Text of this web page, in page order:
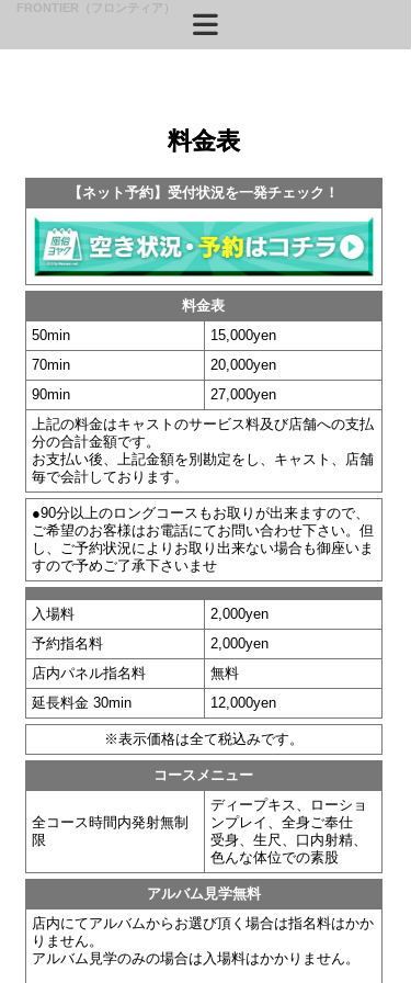
FRONTIER（フロンティア）
料金表
【ネット予約】受付状況を一発チェック！
料金表
50min
15,000yen
70min
20,000yen
90min
27,000yen
上記の料金はキャストのサービス料及び店舗への支払
分の合計金額です。
お支払い後、上記金額を別勘定をし、キャスト、店舗
毎で会計しております。
●90分以上のロングコースもお取りが出来ますので、
ご希望のお客様はお電話にてお問い合わせ下さい。但
し、ご予約状況によりお取り出来ない場合も御座いま
すので予めご了承下さいませ
入場料
2,000yen
予約指名料
2,000yen
店内パネル指名料
無料
延長料金 30min
12,000yen
※表示価格は全て税込みです。
コースメニュー
全コース時間内発射無制
限
ディープキス、ローショ
ンプレイ、全身ご奉仕
受身、生尺、口内射精、
色んな体位での素股
アルバム見学無料
店内にてアルバムからお選び頂く場合は指名料はかか
りません。
アルバム見学のみの場合は入場料はかかりません。
料金表
【ネット予約】受付状況を一発チェック！
料金表
50min
15,000yen
70min
20,000yen
90min
27,000yen
上記の料金はキャストのサービス料及び店舗への支払
分の合計金額です。
お支払い後、上記金額を別勘定をし、キャスト、店舗
毎で会計しております。
●90分以上のロングコースもお取りが出来ますので、
ご希望のお客様はお電話にてお問い合わせ下さい。但
し、ご予約状況によりお取り出来ない場合も御座いま
すので予めご了承下さいませ
入場料
2,000yen
予約指名料
2,000yen
店内パネル指名料
無料
延長料金 30min
12,000yen
※表示価格は全て税込みです。
コースメニュー
全コース時間内発射無制
限
ディープキス、ローショ
ンプレイ、全身ご奉仕
受身、生尺、口内射精、
色んな体位での素股
アルバム見学無料
店内にてアルバムからお選び頂く場合は指名料はかか
りません。
アルバム見学のみの場合は入場料はかかりません。